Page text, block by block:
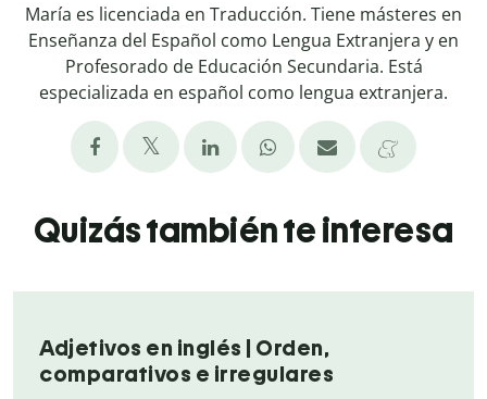
María es licenciada en Traducción. Tiene másteres en
Enseñanza del Español como Lengua Extranjera y en
Profesorado de Educación Secundaria. Está
especializada en español como lengua extranjera.
Quizás también te interesa
Adjetivos en inglés | Orden,
comparativos e irregulares